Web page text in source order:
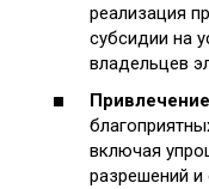
реализация
субсидии на
владельцев
включая
разрешений и